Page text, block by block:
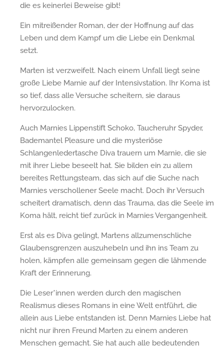
die es keinerlei Beweise gibt!
Ein mitreißender Roman, der der Hoffnung auf das
Leben und dem Kampf um die Liebe ein Denkmal
setzt.
Marten ist verzweifelt. Nach einem Unfall liegt seine
große Liebe Marnie auf der Intensivstation. Ihr Koma ist
so tief, dass alle Versuche scheitern, sie daraus
hervorzulocken.
Auch Marnies Lippenstift Schoko, Taucheruhr Spyder,
Bademantel Pleasure und die mysteriöse
Schlangenledertasche Diva trauern um Marnie, die sie
mit ihrer Liebe beseelt hat. Sie bilden ein zu allem
bereites Rettungsteam, das sich auf die Suche nach
Marnies verschollener Seele macht. Doch ihr Versuch
scheitert dramatisch, denn das Trauma, das die Seele im
Koma hält, reicht tief zurück in Marnies Vergangenheit.
Erst als es Diva gelingt, Martens allzumenschliche
Glaubensgrenzen auszuhebeln und ihn ins Team zu
holen, kämpfen alle gemeinsam gegen die lähmende
Kraft der Erinnerung.
Die Leser*innen werden durch den magischen
Realismus dieses Romans in eine Welt entführt, die
allein aus Liebe entstanden ist. Denn Marnies Liebe hat
nicht nur ihren Freund Marten zu einem anderen
Menschen gemacht. Sie hat auch alle bedeutenden